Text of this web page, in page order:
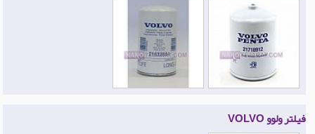
فیلتر ولوو VOLVO